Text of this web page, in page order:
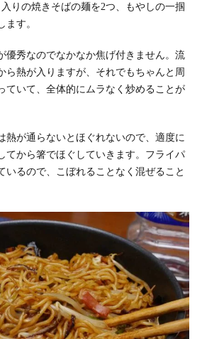
りの焼きそばの麺を2つ、もやしの一掴
ます。
優秀なのでなかなか焦げ付きません。流
ら熱が入りますが、それでもちゃんと周
ていて、全体的にムラなく炒めることが
熱が通らないとほぐれないので、適度に
てから箸でほぐしていきます。フライパ
いるので、こぼれることなく混ぜること